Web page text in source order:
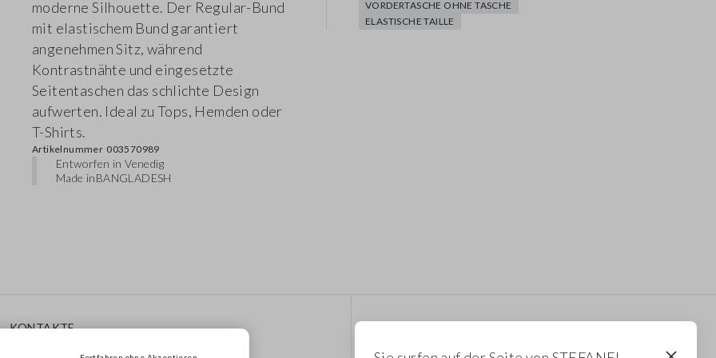
moderne Silhouette. Der Regular-Bund
mit elastischem Bund garantiert
angenehmen Sitz, während
Kontrastnähte und eingesetzte
Seitentaschen das schlichte Design
aufwerten. Ideal zu Tops, Hemden oder
T-Shirts.
Artikelnummer 003570989
Entworfen in Venedig
Made inBANGLADESH
VORDERTASCHE OHNE TASCHE
ELASTISCHE TAILLE
KONTAKTE